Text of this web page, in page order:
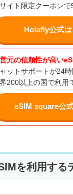
イト限定クーポンで
Holafly公式
元の信頼性が高い
ットサポートが24
200以上の国で利用
eSIM square公
を利用する